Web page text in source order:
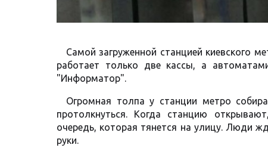
Самой загруженной станцией киевского
работает только две кассы, а
"Информатор".
Огромная толпа у станции метро
протолкнуться. Когда станцию
очередь, которая тянется на улицу. Люди
руки.